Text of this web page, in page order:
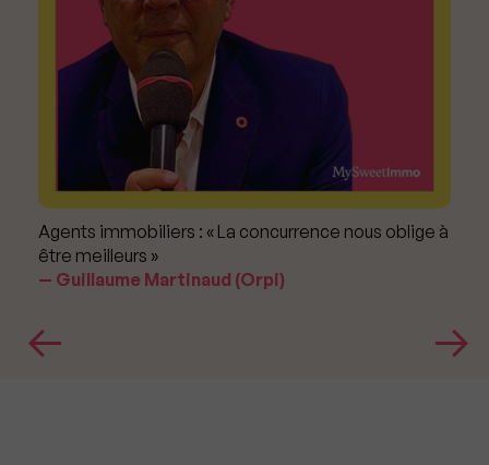
Agents immobiliers : « La concurrence nous oblige à
être meilleurs »
Guillaume Martinaud (Orpi)